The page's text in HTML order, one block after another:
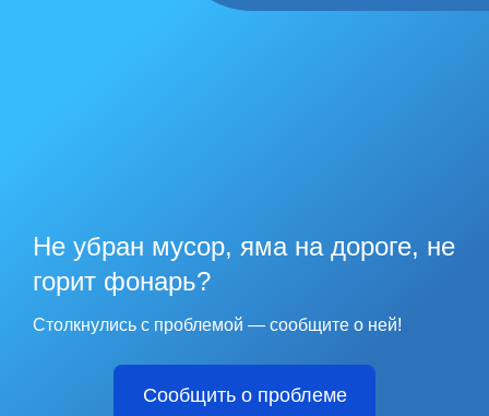
Не убран мусор, яма на дороге, не
горит фонарь?
Столкнулись с проблемой — сообщите о ней!
Сообщить о проблеме